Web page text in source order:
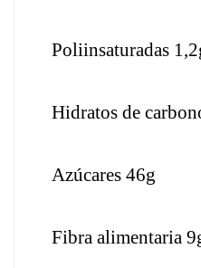
Poliinsaturadas
Hidratos de
Azúcares 46g
Fibra alimentaria